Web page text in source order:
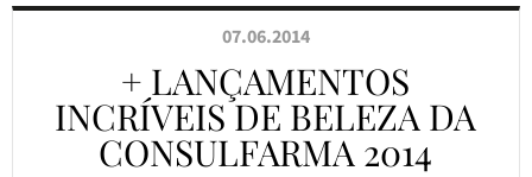
07.06.2014
+ LANÇAMENTOS
INCRÍVEIS DE BELEZA DA
CONSULFARMA 2014